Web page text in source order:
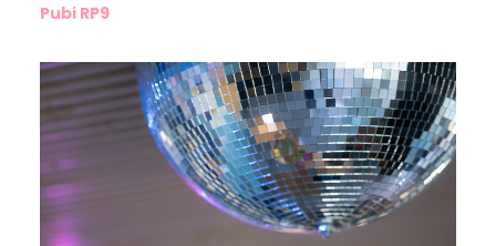
Pubi RP9